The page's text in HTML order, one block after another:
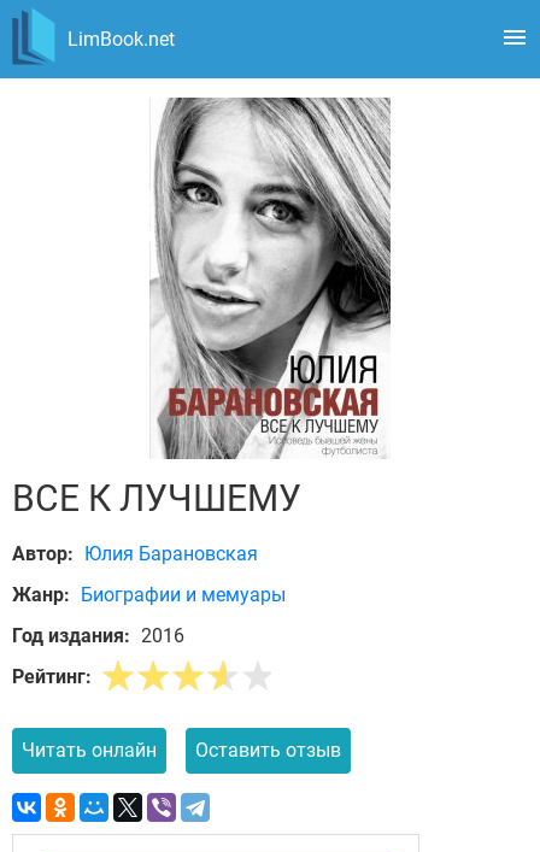
LimBook.net
ВСЕ К ЛУЧШЕМУ
Автор: Юлия Барановская
Жанр: Биографии и мемуары
Год издания: 2016
Рейтинг:
Читать онлайн Оставить отзыв